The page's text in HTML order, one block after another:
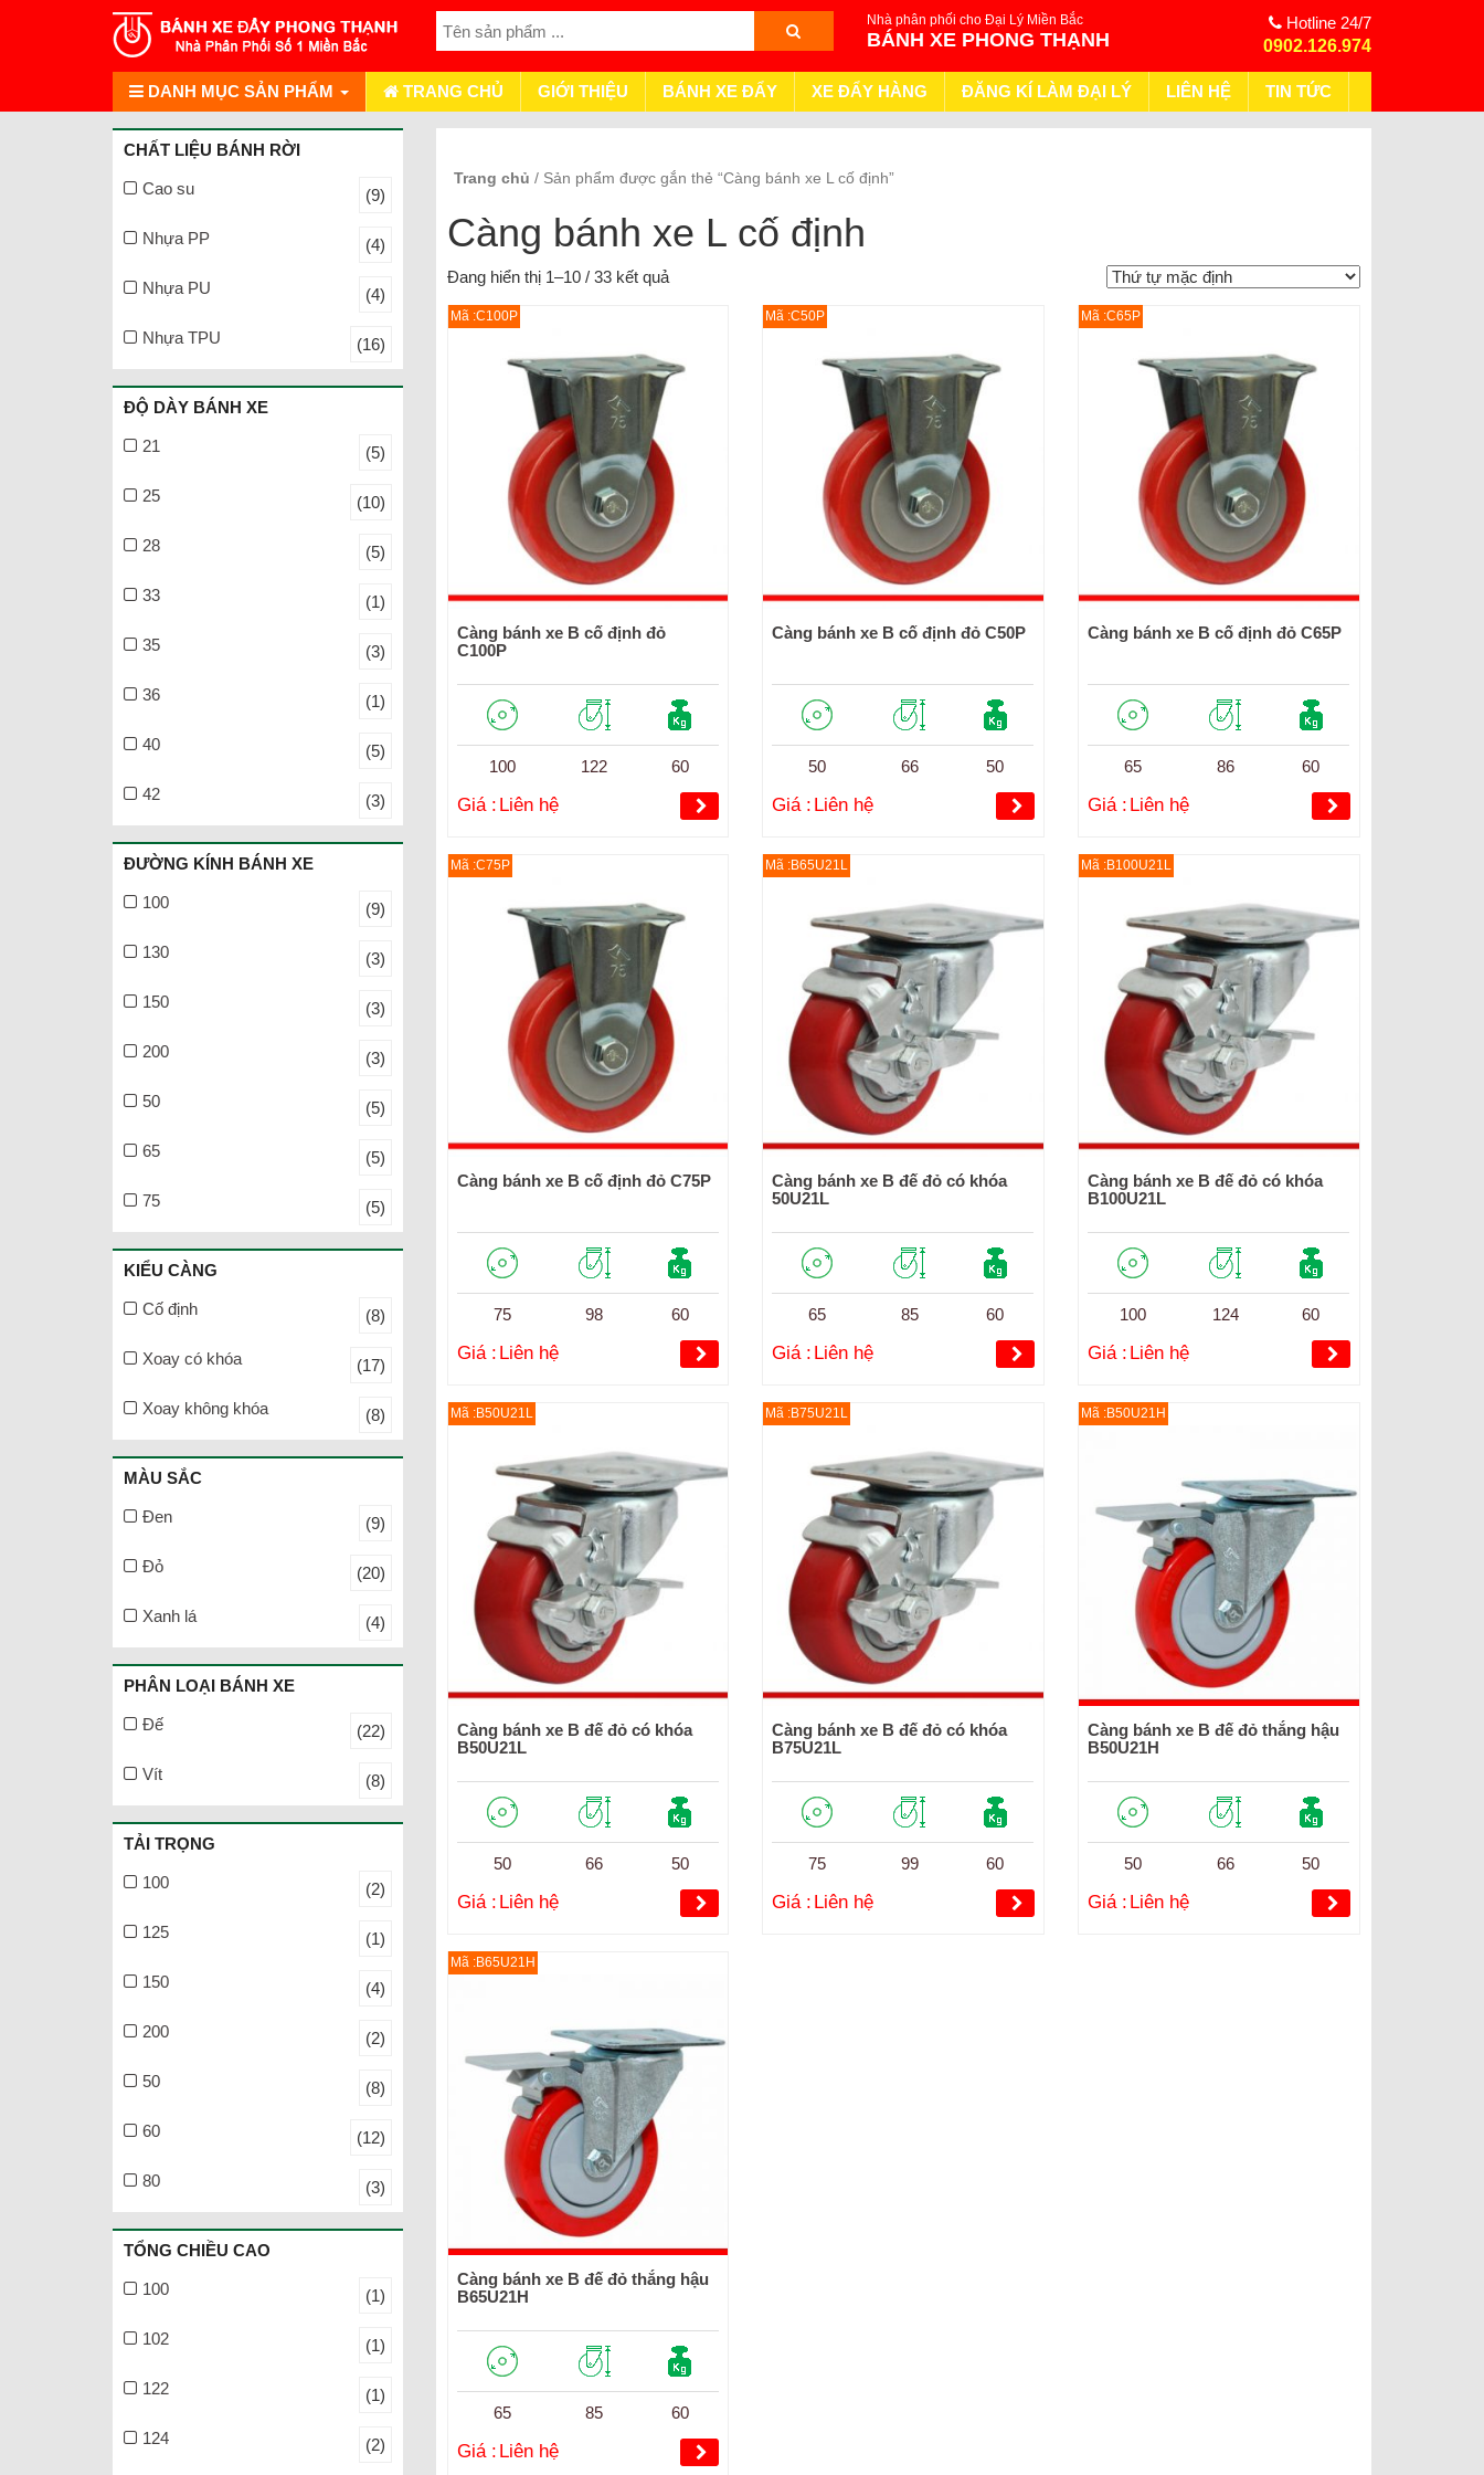
Nhà phân phối cho Đại Lý Miền Bắc
BÁNH XE PHONG THẠNH
Hotline 24/7
0902.126.974
DANH MỤC SẢN PHẨM TRANG CHỦ GIỚI THIỆU BÁNH XE ĐẨY XE ĐẨY HÀNG ĐĂNG KÍ LÀM ĐẠI LÝ LIÊN HỆ TIN TỨC
CHẤT LIỆU BÁNH RỜI
Cao su (9)
Nhựa PP (4)
Nhựa PU (4)
Nhựa TPU (16)
ĐỘ DÀY BÁNH XE
21 (5)
25 (10)
28 (5)
33 (1)
35 (3)
36 (1)
40 (5)
42 (3)
ĐƯỜNG KÍNH BÁNH XE
100 (9)
130 (3)
150 (3)
200 (3)
50 (5)
65 (5)
75 (5)
KIỂU CÀNG
Cố định (8)
Xoay có khóa (17)
Xoay không khóa (8)
MÀU SẮC
Đen (9)
Đỏ (20)
Xanh lá (4)
PHÂN LOẠI BÁNH XE
Đế (22)
Vít (8)
TẢI TRỌNG
100 (2)
125 (1)
150 (4)
200 (2)
50 (8)
60 (12)
80 (3)
TỔNG CHIỀU CAO
100 (1)
102 (1)
122 (1)
124 (2)
Trang chủ / Sản phẩm được gắn thẻ “Càng bánh xe L cố định”
Càng bánh xe L cố định
Đang hiển thị 1–10 / 33 kết quả
Mã :C100P
Càng bánh xe B cố định đỏ
C100P
100 122 60
Giá : Liên hệ
Mã :C50P
Càng bánh xe B cố định đỏ C50P
50 66 50
Giá : Liên hệ
Mã :C65P
Càng bánh xe B cố định đỏ C65P
65 86 60
Giá : Liên hệ
Mã :C75P
Càng bánh xe B cố định đỏ C75P
75 98 60
Giá : Liên hệ
Mã :B65U21L
Càng bánh xe B đế đỏ có khóa
50U21L
65 85 60
Giá : Liên hệ
Mã :B100U21L
Càng bánh xe B đế đỏ có khóa
B100U21L
100 124 60
Giá : Liên hệ
Mã :B50U21L
Càng bánh xe B đế đỏ có khóa
B50U21L
50 66 50
Giá : Liên hệ
Mã :B75U21L
Càng bánh xe B đế đỏ có khóa
B75U21L
75 99 60
Giá : Liên hệ
Mã :B50U21H
Càng bánh xe B đế đỏ thắng hậu
B50U21H
50 66 50
Giá : Liên hệ
Mã :B65U21H
Càng bánh xe B đế đỏ thắng hậu
B65U21H
65 85 60
Giá : Liên hệ